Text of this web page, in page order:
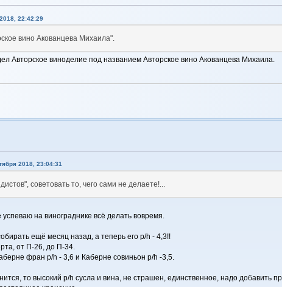
22:42:29
вино Акованцева Михаила".
Авторское виноделие под названием Авторское вино Акованцева Михаила.
2018, 23:04:31
советовать то, чего сами не делаете!...
на винограднике всё делать вовремя.
ещё месяц назад, а теперь его p/h - 4,3!!
от П-26, до П-34.
фран p/h - 3,6 и Каберне совиньон p/h -3,5.
то высокий p/h сусла и вина, не страшен, единственное, надо добавить